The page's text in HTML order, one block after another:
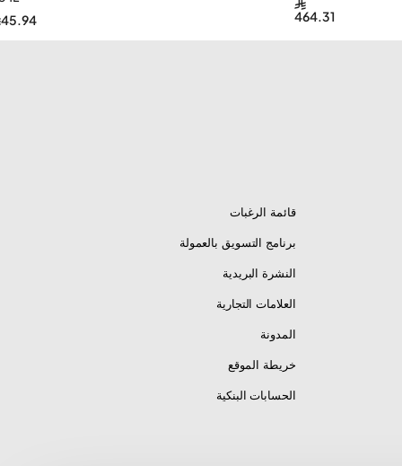
464.31
45.94
قائمة الرغبات
برنامج التسويق بالعمولة
النشرة البريدية
العلامات التجارية
المدونة
خريطة الموقع
الحسابات البنكية